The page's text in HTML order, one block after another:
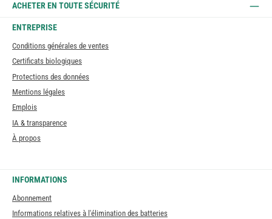
ACHETER EN TOUTE SÉCURITÉ
ENTREPRISE
Conditions générales de ventes
Certificats biologiques
Protections des données
Mentions légales
Emplois
IA & transparence
À propos
INFORMATIONS
Abonnement
Informations relatives à l'élimination des batteries